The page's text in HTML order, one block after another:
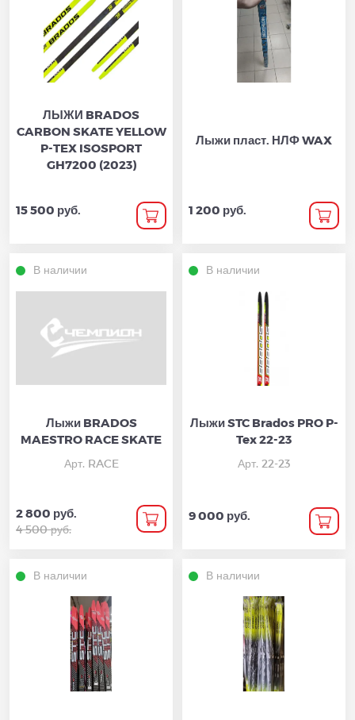
ЛЫЖИ BRADOS
CARBON SKATE YELLOW
P-TEX ISOSPORT
GH7200 (2023)
15 500 руб.
Лыжи пласт. НЛФ WAX
1 200 руб.
В наличии
Лыжи BRADOS
MAESTRO RACE SKATE
Арт. RACE
2 800 руб.
4 500 руб.
В наличии
Лыжи STC Brados PRO P-
Tex 22-23
Арт. 22-23
9 000 руб.
В наличии В наличии